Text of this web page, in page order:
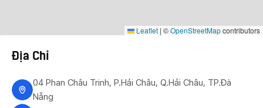
Leaflet | ©OpenStreetMapcontributors
Địa Chỉ
04 Phan Châu Trinh, P.Hải Châu, Q.Hải Châu, TP.Đà
Nẵng